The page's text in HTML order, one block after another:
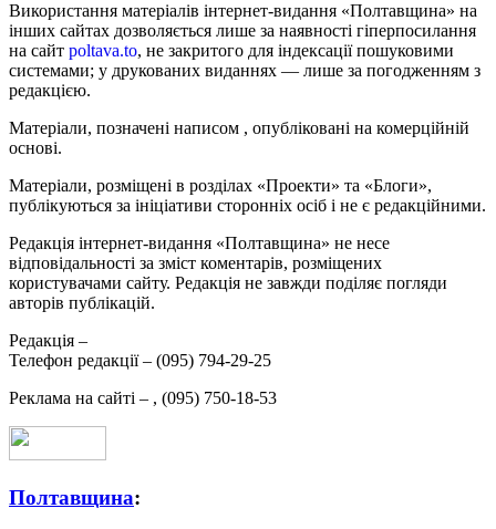
Використання матеріалів інтернет-видання «Полтавщина» на
інших сайтах дозволяється лише за наявності гіперпосилання
на сайт poltava.to, не закритого для індексації пошуковими
системами; у друкованих виданнях — лише за погодженням з
редакцією.
Матеріали, позначені написом , опубліковані на комерційній
основі.
Матеріали, розміщені в розділах «Проекти» та «Блоги»,
публікуються за ініціативи сторонніх осіб і не є редакційними.
Редакція інтернет-видання «Полтавщина» не несе
відповідальності за зміст коментарів, розміщених
користувачами сайту. Редакція не завжди поділяє погляди
авторів публікацій.
Редакція –
Телефон редакції – (095) 794-29-25
Реклама на сайті – , (095) 750-18-53
Полтавщина: